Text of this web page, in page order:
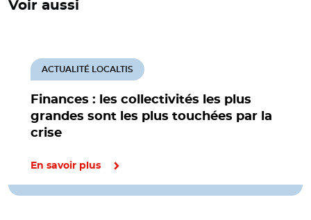
Voir aussi
Finances : les collectivités les plus
grandes sont les plus touchées par la
crise
ACTUALITÉ LOCALTIS
En savoir plus